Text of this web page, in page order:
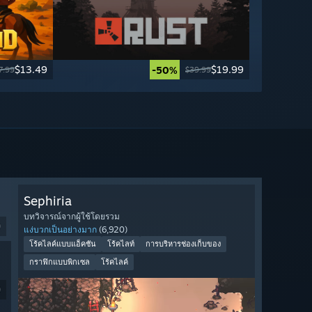
$13.49 -50% $39.99$19.99
Sephiria
บทวิจารณ์จากผู้ใช้โดยรวม
แง่บวกเป็นอย่างมาก (6,920)
โร้คไลค์แบบแอ็คชัน โร้คไลท์
การบริหารช่องเก็บของ
กราฟิกแบบพิกเซล
โร้คไลค์